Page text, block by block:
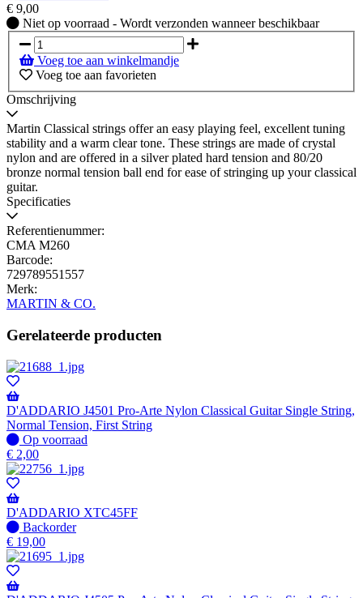
€ 9,00
Niet
op
voorraad
-
Wordt
verzonden
wanneer
beschikbaar
Niet op voorraad - Wordt verzonden wanneer beschikbaar
Voeg toe aan winkelmandje
Voeg toe aan favorieten
Omschrijving
Martin Classical strings offer an easy playing feel, excellent tuning
stability and a warm clear tone. These strings are made of crystal
nylon and are offered in a silver plated hard tension and 80/20
bronze normal tension ball end for ease of stringing up your classical
guitar.
Specificaties
Referentienummer:
CMA M260
Barcode:
729789551557
Merk:
MARTIN & CO.
Gerelateerde producten
D'ADDARIO J4501 Pro-Arte Nylon Classical Guitar Single String,
Normal Tension, First String
Op
voorraad
Op voorraad
€ 2,00
D'ADDARIO XTC45FF
Niet
op
voorraad
-
Wordt
Backorder
€ 19,00